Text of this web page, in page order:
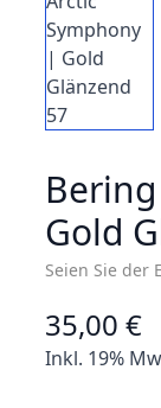
Gold
Seien Sie der
35,00 €
Inkl. 19%